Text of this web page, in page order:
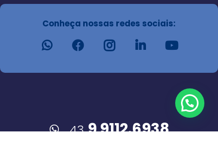
Conheça nossas redes sociais:
439 9112.6938